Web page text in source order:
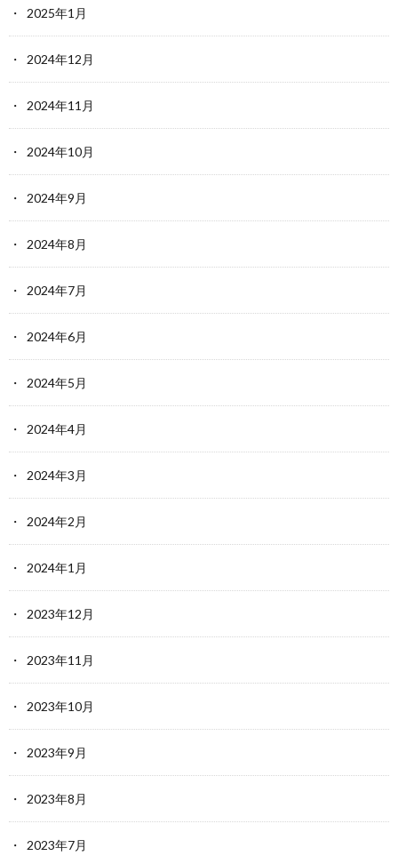
2025年1月
2024年12月
2024年11月
2024年10月
2024年9月
2024年8月
2024年7月
2024年6月
2024年5月
2024年4月
2024年3月
2024年2月
2024年1月
2023年12月
2023年11月
2023年10月
2023年9月
2023年8月
2023年7月